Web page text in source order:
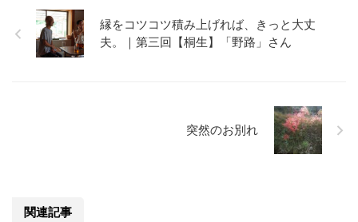
縁をコツコツ積み上げれば、きっと大丈
夫。｜第三回【桐生】「野路」さん
突然のお別れ
関連記事